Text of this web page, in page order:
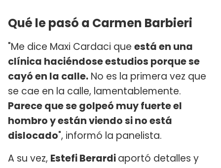
Qué le pasó a Carmen Barbieri
"Me dice Maxi Cardaci que está en una
clínica haciéndose estudios porque se
cayó en la calle. No es la primera vez que
se cae en la calle, lamentablemente.
Parece que se golpeó muy fuerte el
hombro y están viendo si no está
dislocado", informó la panelista.
A su vez, Estefi Berardiaportó detalles y